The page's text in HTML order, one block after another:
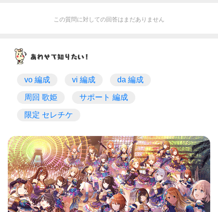
この質問に対しての回答はまだありません
vo 編成 vi 編成 da 編成
周回 歌姫 サポート 編成
限定 セレチケ